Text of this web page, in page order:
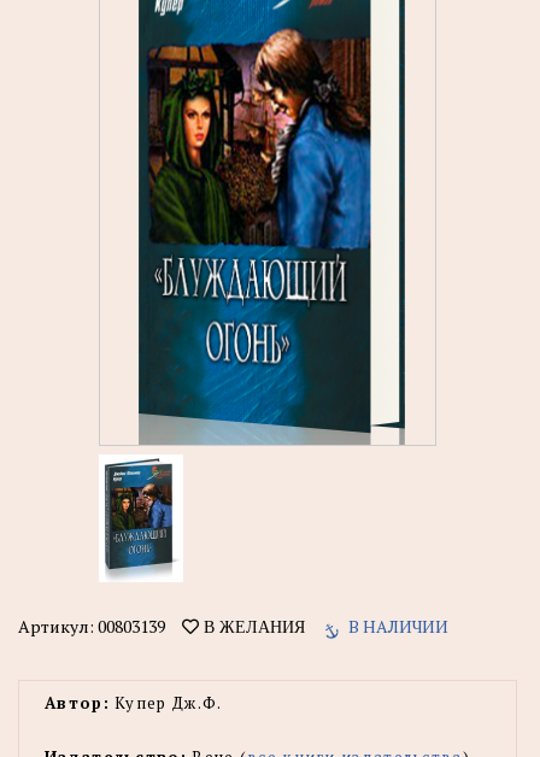
Артикул: 00803139 В ЖЕЛАНИЯ В НАЛИЧИИ
Автор: Купер Дж.Ф.